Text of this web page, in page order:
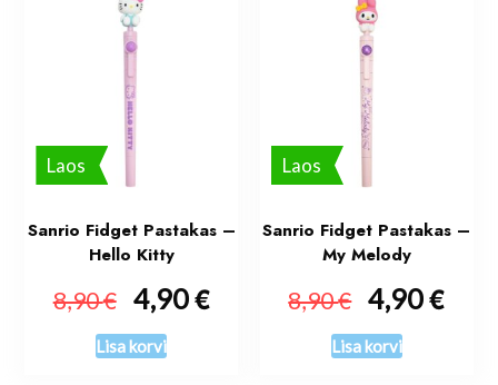
Laos
Sanrio Fidget Pastakas –
Hello Kitty
8,90€ 4,90€
Lisa korvi
Laos
Sanrio Fidget Pastakas –
My Melody
8,90€ 4,90€
Lisa korvi